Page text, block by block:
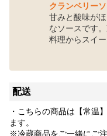
クランベリー
甘みと酸味が
なソースです
料理からスイ
配送
・こちらの商品は【常温
ます。
※冷蔵商品をご一緒にご